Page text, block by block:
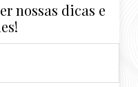
nossas dicas e